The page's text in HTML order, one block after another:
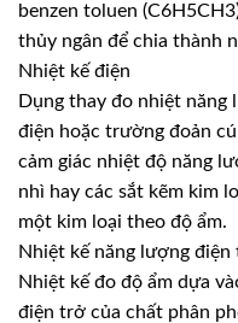
benzen toluen
thủy ngân để chia thành
Nhiệt kế điện
Dụng thay đo nhiệt năng
điện hoặc trường đoản
cảm giác nhiệt độ năng
nhì hay các sắt kẽm kim
một kim loại theo độ ẩm.
Nhiệt kế năng lượng điện
Nhiệt kế đo độ ẩm dựa
điện trở của chất phân